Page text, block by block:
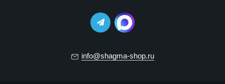
info@shagma-shop.ru